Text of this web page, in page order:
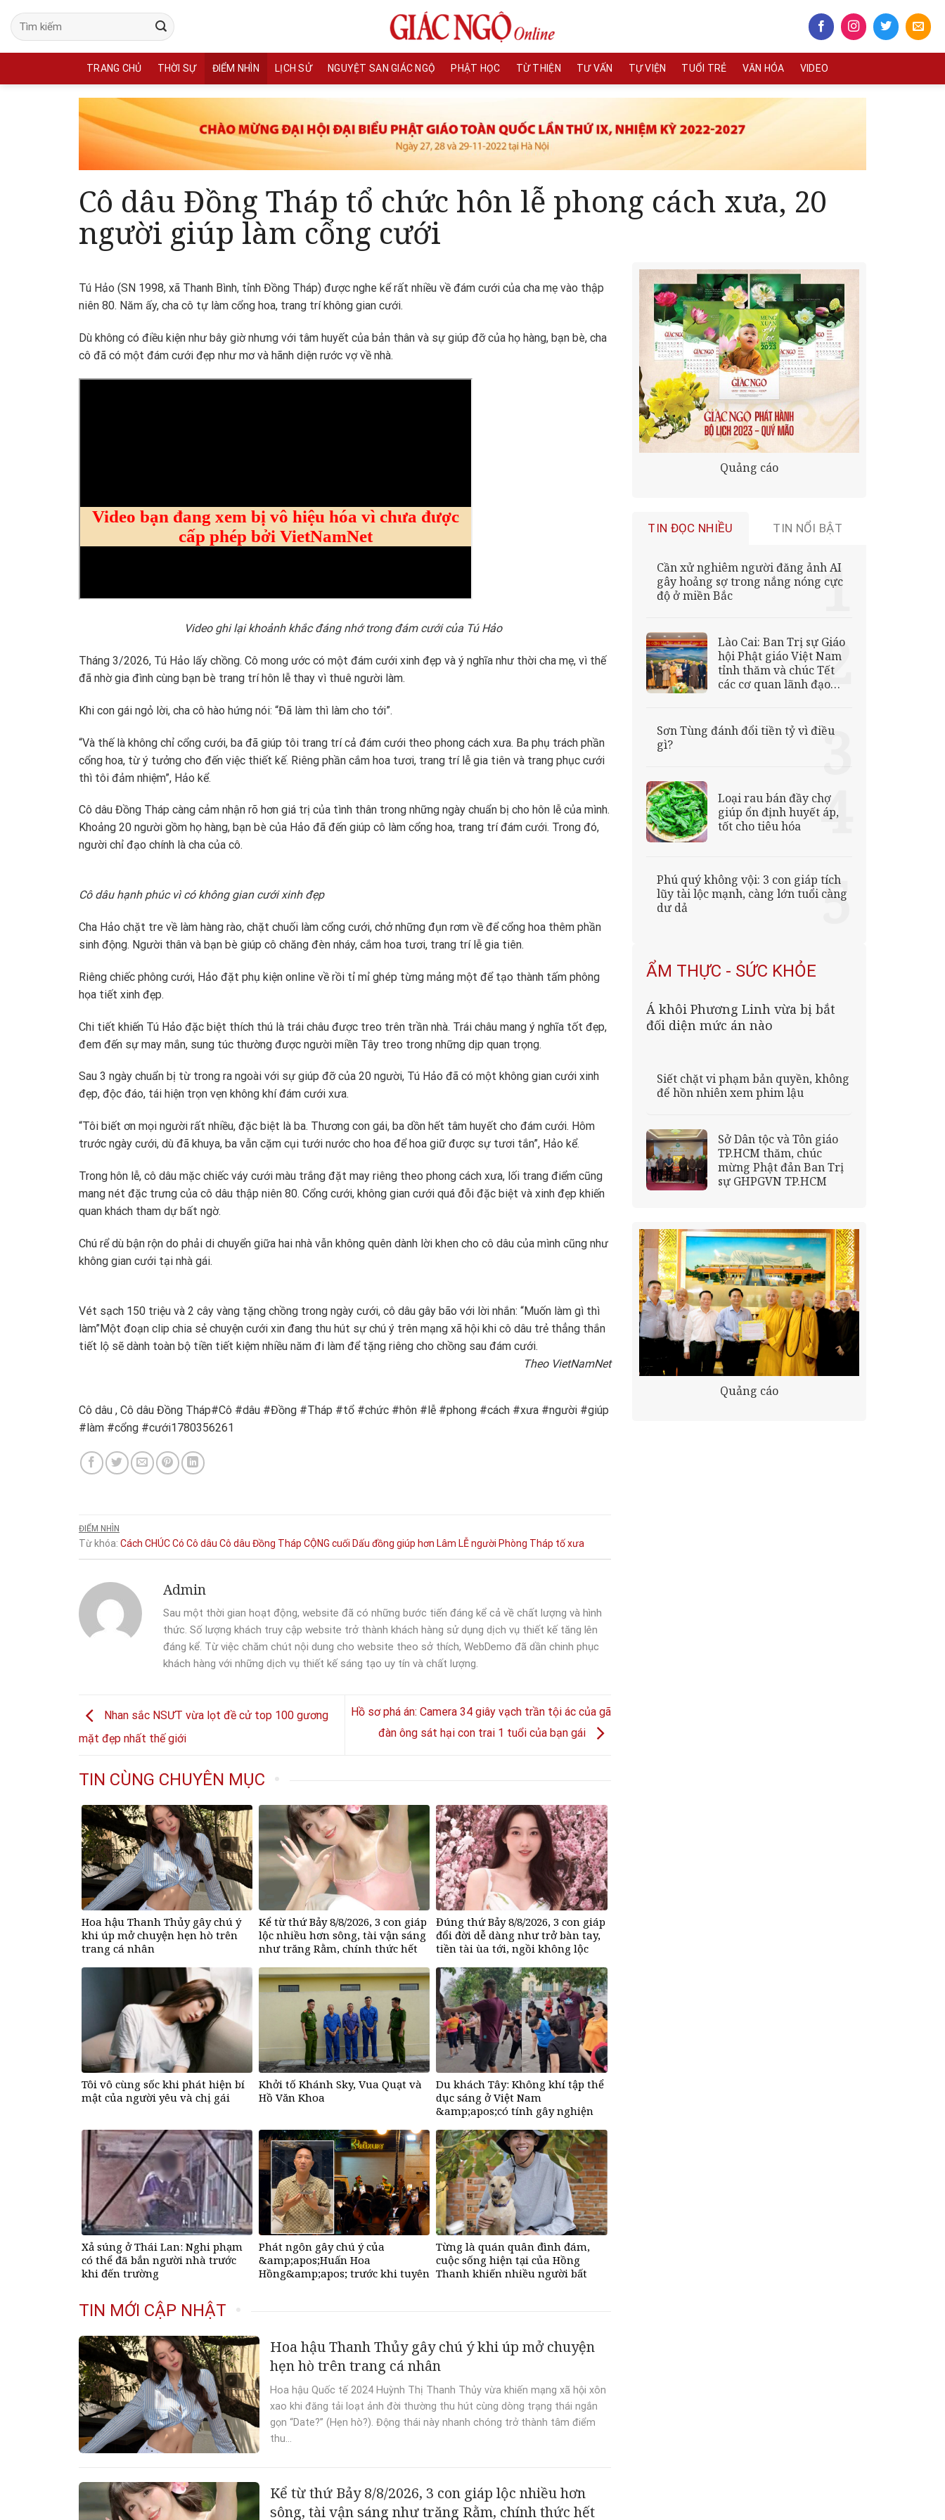
content
TRANG CHỦ THỜI SỰ ĐIỂM NHÌN LỊCH SỬ NGUYỆT SAN GIÁC NGỘ PHẬT HỌC TỪ THIỆN TƯ VẤN TỰ VIỆN TUỔI TRẺ VĂN HÓA VIDEO
Cô dâu Đồng Tháp tổ chức hôn lễ phong cách xưa, 20
người giúp làm cổng cưới
Tú Hảo (SN 1998, xã Thanh Bình, tỉnh Đồng Tháp) được nghe kể rất nhiều về đám cưới của cha mẹ vào thập
niên 80. Năm ấy, cha cô tự làm cổng hoa, trang trí không gian cưới.
Dù không có điều kiện như bây giờ nhưng với tâm huyết của bản thân và sự giúp đỡ của họ hàng, bạn bè, cha
cô đã có một đám cưới đẹp như mơ và hãnh diện rước vợ về nhà.
Video ghi lại khoảnh khắc đáng nhớ trong đám cưới của Tú Hảo
Tháng 3/2026, Tú Hảo lấy chồng. Cô mong ước có một đám cưới xinh đẹp và ý nghĩa như thời cha mẹ, vì thế
đã nhờ gia đình cùng bạn bè trang trí hôn lễ thay vì thuê người làm.
Khi con gái ngỏ lời, cha cô hào hứng nói: “Đã làm thì làm cho tới”.
“Và thế là không chỉ cổng cưới, ba đã giúp tôi trang trí cả đám cưới theo phong cách xưa. Ba phụ trách phần
cổng hoa, từ ý tưởng cho đến việc thiết kế. Riêng phần cắm hoa tươi, trang trí lễ gia tiên và trang phục cưới
thì tôi đảm nhiệm”, Hảo kể.
Cô dâu Đồng Tháp càng cảm nhận rõ hơn giá trị của tình thân trong những ngày chuẩn bị cho hôn lễ của mình.
Khoảng 20 người gồm họ hàng, bạn bè của Hảo đã đến giúp cô làm cổng hoa, trang trí đám cưới. Trong đó,
người chỉ đạo chính là cha của cô.
Cô dâu hạnh phúc vì có không gian cưới xinh đẹp
Cha Hảo chặt tre về làm hàng rào, chặt chuối làm cổng cưới, chở những đụn rơm về để cổng hoa thêm phần
sinh động. Người thân và bạn bè giúp cô chăng đèn nháy, cắm hoa tươi, trang trí lễ gia tiên.
Riêng chiếc phông cưới, Hảo đặt phụ kiện online về rồi tỉ mỉ ghép từng mảng một để tạo thành tấm phông
họa tiết xinh đẹp.
Chi tiết khiến Tú Hảo đặc biệt thích thú là trái châu được treo trên trần nhà. Trái châu mang ý nghĩa tốt đẹp,
đem đến sự may mắn, sung túc thường được người miền Tây treo trong những dịp quan trọng.
Sau 3 ngày chuẩn bị từ trong ra ngoài với sự giúp đỡ của 20 người, Tú Hảo đã có một không gian cưới xinh
đẹp, độc đáo, tái hiện trọn vẹn không khí đám cưới xưa.
“Tôi biết ơn mọi người rất nhiều, đặc biệt là ba. Thương con gái, ba dồn hết tâm huyết cho đám cưới. Hôm
trước ngày cưới, dù đã khuya, ba vẫn cặm cụi tưới nước cho hoa để hoa giữ được sự tươi tắn”, Hảo kể.
Trong hôn lễ, cô dâu mặc chiếc váy cưới màu trắng đặt may riêng theo phong cách xưa, lối trang điểm cũng
mang nét đặc trưng của cô dâu thập niên 80. Cổng cưới, không gian cưới quá đỗi đặc biệt và xinh đẹp khiến
quan khách tham dự bất ngờ.
Chú rể dù bận rộn do phải di chuyển giữa hai nhà vẫn không quên dành lời khen cho cô dâu của mình cũng như
không gian cưới tại nhà gái.
Vét sạch 150 triệu và 2 cây vàng tặng chồng trong ngày cưới, cô dâu gây bão với lời nhắn: “Muốn làm gì thì
làm”Một đoạn clip chia sẻ chuyện cưới xin đang thu hút sự chú ý trên mạng xã hội khi cô dâu trẻ thẳng thắn
tiết lộ sẽ dành toàn bộ tiền tiết kiệm nhiều năm đi làm để tặng riêng cho chồng sau đám cưới.
Theo VietNamNet
Cô dâu , Cô dâu Đồng Tháp#Cô #dâu #Đồng #Tháp #tổ #chức #hôn #lễ #phong #cách #xưa #người #giúp
#làm #cổng #cưới1780356261
ĐIỂM NHÌN
Từ khóa: Cách CHÚCCó Cô dâu Cô dâu Đồng Tháp CỘNG cuối Dấu đồng giúp hơn Lâm LỄngười Phòng Tháp tốxưa
Admin
Sau một thời gian hoạt động, website đã có những bước tiến đáng kể cả về chất lượng và hình
thức. Số lượng khách truy cập website trở thành khách hàng sử dụng dịch vụ thiết kế tăng lên
đáng kể. Từ việc chăm chút nội dung cho website theo sở thích, WebDemo đã dần chinh phục
khách hàng với những dịch vụ thiết kế sáng tạo uy tín và chất lượng.
Nhan sắc NSƯT vừa lọt đề cử top 100 gương
mặt đẹp nhất thế giới
Hồ sơ phá án: Camera 34 giây vạch trần tội ác của gã
đàn ông sát hại con trai 1 tuổi của bạn gái
TIN CÙNG CHUYÊN MỤC
Hoa hậu Thanh Thủy gây chú ý
khi úp mở chuyện hẹn hò trên
trang cá nhân
Kể từ thứ Bảy 8/8/2026, 3 con giáp
lộc nhiều hơn sông, tài vận sáng
như trăng Rằm, chính thức hết
Đúng thứ Bảy 8/8/2026, 3 con giáp
đổi đời dễ dàng như trở bàn tay,
tiền tài ùa tới, ngồi không lộc
Tôi vô cùng sốc khi phát hiện bí
mật của người yêu và chị gái
Khởi tố Khánh Sky, Vua Quạt và
Hồ Văn Khoa
Du khách Tây: Không khí tập thể
dục sáng ở Việt Nam
&amp;apos;có tính gây nghiện
Xả súng ở Thái Lan: Nghi phạm
có thể đã bắn người nhà trước
khi đến trường
Phát ngôn gây chú ý của
&amp;apos;Huấn Hoa
Hồng&amp;apos; trước khi tuyên
Từng là quán quân đình đám,
cuộc sống hiện tại của Hồng
Thanh khiến nhiều người bất
TIN MỚI CẬP NHẬT
Hoa hậu Thanh Thủy gây chú ý khi úp mở chuyện
hẹn hò trên trang cá nhân
Hoa hậu Quốc tế 2024 Huỳnh Thị Thanh Thủy vừa khiến mạng xã hội xôn
xao khi đăng tải loạt ảnh đời thường thu hút cùng dòng trạng thái ngắn
gọn “Date?” (Hẹn hò?). Động thái này nhanh chóng trở thành tâm điểm
thu...
Kể từ thứ Bảy 8/8/2026, 3 con giáp lộc nhiều hơn
sông, tài vận sáng như trăng Rằm, chính thức hết
Quảng cáo
TIN ĐỌC NHIỀU TIN NỔI BẬT
Cần xử nghiêm người đăng ảnh AI
gây hoảng sợ trong nắng nóng cực
độ ở miền Bắc
Lào Cai: Ban Trị sự Giáo
hội Phật giáo Việt Nam
tỉnh thăm và chúc Tết
các cơ quan lãnh đạo
Sơn Tùng đánh đổi tiền tỷ vì điều
gì?
Loại rau bán đầy chợ
giúp ổn định huyết áp,
tốt cho tiêu hóa
Phú quý không vội: 3 con giáp tích
lũy tài lộc mạnh, càng lớn tuổi càng
dư dả
ẨM THỰC - SỨC KHỎE
Á khôi Phương Linh vừa bị bắt
đối diện mức án nào
Siết chặt vi phạm bản quyền, không
để hồn nhiên xem phim lậu
Sở Dân tộc và Tôn giáo
TP.HCM thăm, chúc
mừng Phật đản Ban Trị
sự GHPGVN TP.HCM
Quảng cáo